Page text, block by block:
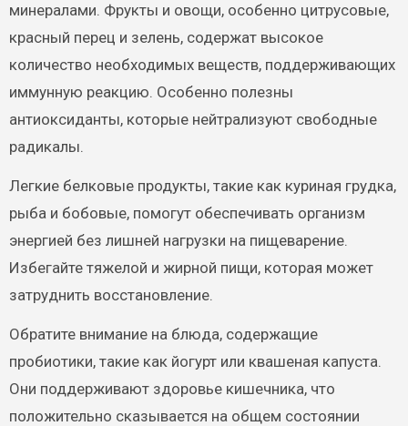
минералами. Фрукты и овощи, особенно цитрусовые,
красный перец и зелень, содержат высокое
количество необходимых веществ, поддерживающих
иммунную реакцию. Особенно полезны
антиоксиданты, которые нейтрализуют свободные
радикалы.
Легкие белковые продукты, такие как куриная грудка,
рыба и бобовые, помогут обеспечивать организм
энергией без лишней нагрузки на пищеварение.
Избегайте тяжелой и жирной пищи, которая может
затруднить восстановление.
Обратите внимание на блюда, содержащие
пробиотики, такие как йогурт или квашеная капуста.
Они поддерживают здоровье кишечника, что
положительно сказывается на общем состоянии